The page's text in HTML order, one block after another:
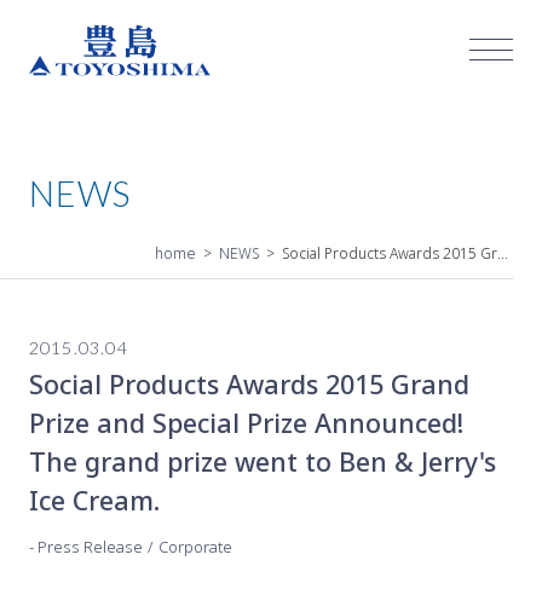
NEWS
home NEWS Social Products Awards 2015 Grand Prize and Special Prize Announced! The grand prize went to Ben & Jerry's Ice Cream.
2015.03.04
Social Products Awards 2015 Grand
Prize and Special Prize Announced!
The grand prize went to Ben & Jerry's
Ice Cream.
Press Release ​ ​ Corporate
Toyo
u